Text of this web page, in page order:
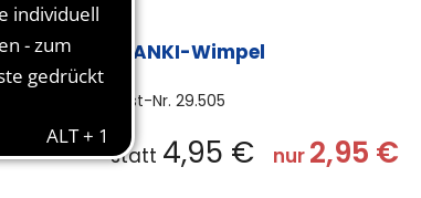
BLANKI-Wimpel
Best-Nr.29.505
statt 4,95 € nur 2,95 €